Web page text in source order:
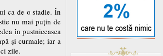
ca de o stadie. În
nu mai puţin de
în pustniceasca
şi curmale; iar a
zile.